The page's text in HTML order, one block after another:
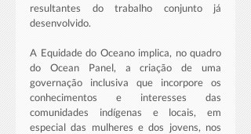
resultantes do trabalho conjunto já
desenvolvido.
A Equidade do Oceano implica, no quadro
do Ocean Panel, a criação de uma
governação inclusiva que incorpore os
conhecimentos e interesses das
comunidades indígenas e locais, em
especial das mulheres e dos jovens, nos